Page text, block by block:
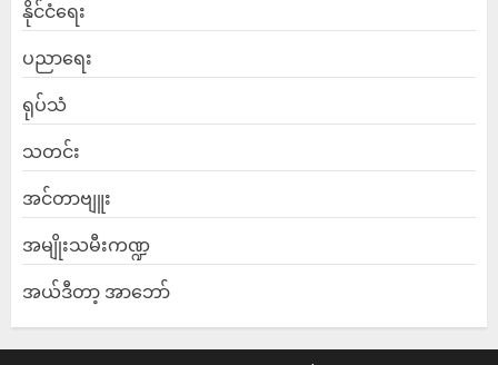
နိုင်ငံရေး
ပညာရေး
ရုပ်သံ
သတင်း
အင်တာဗျူး
အမျိုးသမီးကဏ္ဍ
အယ်ဒီတာ့ အာဘော်